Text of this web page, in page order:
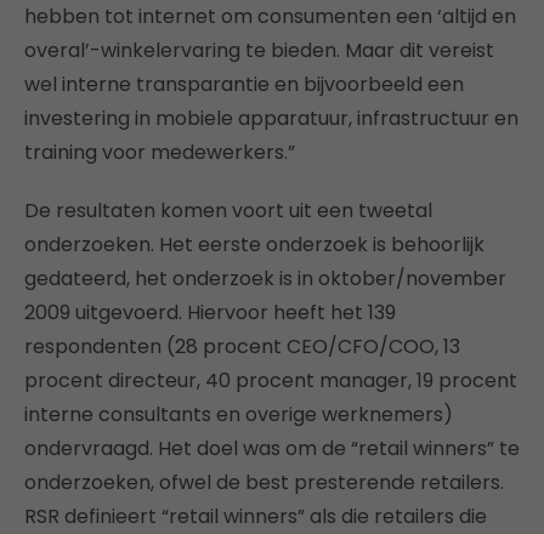
hebben tot internet om consumenten een ‘altijd en
overal’-winkelervaring te bieden. Maar dit vereist
wel interne transparantie en bijvoorbeeld een
investering in mobiele apparatuur, infrastructuur en
training voor medewerkers.”
De resultaten komen voort uit een tweetal
onderzoeken. Het eerste onderzoek is behoorlijk
gedateerd, het onderzoek is in oktober/november
2009 uitgevoerd. Hiervoor heeft het 139
respondenten (28 procent CEO/CFO/COO, 13
procent directeur, 40 procent manager, 19 procent
interne consultants en overige werknemers)
ondervraagd. Het doel was om de “retail winners” te
onderzoeken, ofwel de best presterende retailers.
RSR definieert “retail winners” als die retailers die